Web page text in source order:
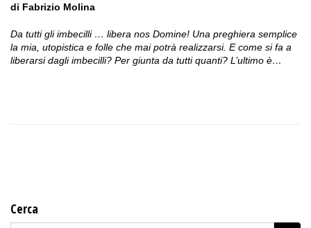
di Fabrizio Molina
Da tutti gli imbecilli … libera nos Domine! Una preghiera semplice
la mia, utopistica e folle che mai potrà realizzarsi. E come si fa a
liberarsi dagli imbecilli? Per giunta da tutti quanti? L’ultimo è…
Cerca